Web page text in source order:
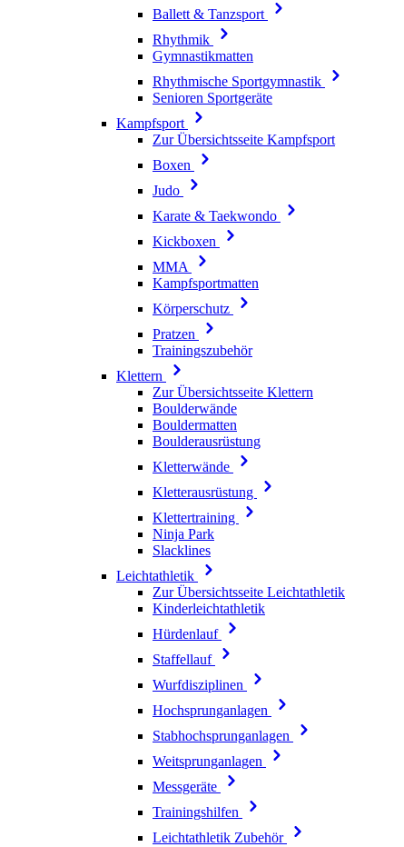
Ballett & Tanzsport
Rhythmik
Gymnastikmatten
Rhythmische Sportgymnastik
Senioren Sportgeräte
Kampfsport
Zur Übersichtsseite Kampfsport
Boxen
Judo
Karate & Taekwondo
Kickboxen
MMA
Kampfsportmatten
Körperschutz
Pratzen
Trainingszubehör
Klettern
Zur Übersichtsseite Klettern
Boulderwände
Bouldermatten
Boulderausrüstung
Kletterwände
Kletterausrüstung
Klettertraining
Ninja Park
Slacklines
Leichtathletik
Zur Übersichtsseite Leichtathletik
Kinderleichtathletik
Hürdenlauf
Staffellauf
Wurfdisziplinen
Hochsprunganlagen
Stabhochsprunganlagen
Weitsprunganlagen
Messgeräte
Trainingshilfen
Leichtathletik Zubehör